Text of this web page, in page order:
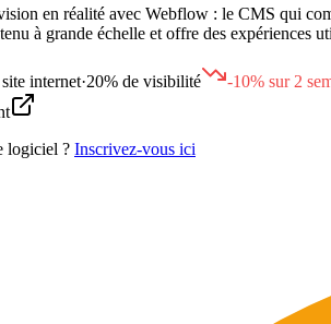
en réalité avec Webflow : le CMS qui
à grande échelle et offre des expériences
internet·20% de visibilité
-10% sur 2
logiciel ? Inscrivez-vous ici